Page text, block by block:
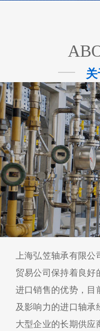
上海弘笠轴承有限
贸易公司保持着良好
进口销售的优势，目
及影响力的进口轴
大型企业的长期供应